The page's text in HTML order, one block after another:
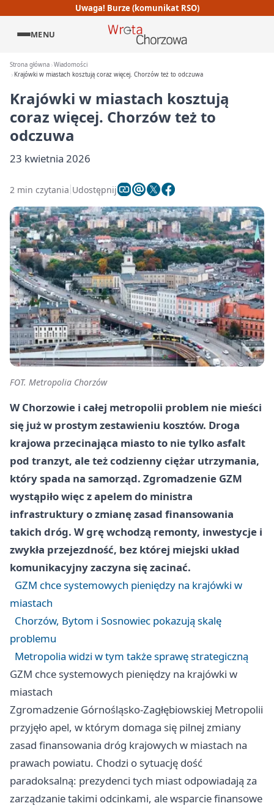
Uwaga! Burze (komunikat RSO)
MENU
Strona główna Wiadomości
Krajówki w miastach kosztują coraz więcej. Chorzów też to odczuwa
Krajówki w miastach kosztują
coraz więcej. Chorzów też to
odczuwa
23 kwietnia 2026
2 min czytania Udostępnij
FOT. Metropolia Chorzów
W Chorzowie i całej metropolii problem nie mieści
się już w prostym zestawieniu kosztów. Droga
krajowa przecinająca miasto to nie tylko asfalt
pod tranzyt, ale też codzienny ciężar utrzymania,
który spada na samorząd. Zgromadzenie GZM
wystąpiło więc z apelem do ministra
infrastruktury o zmianę zasad finansowania
takich dróg. W grę wchodzą remonty, inwestycje i
zwykła przejezdność, bez której miejski układ
komunikacyjny zaczyna się zacinać.
GZM chce systemowych pieniędzy na krajówki w
miastach
Chorzów, Bytom i Sosnowiec pokazują skalę
problemu
Metropolia widzi w tym także sprawę strategiczną
GZM chce systemowych pieniędzy na krajówki w
miastach
Zgromadzenie Górnośląsko-Zagłębiowskiej Metropolii
przyjęło apel, w którym domaga się pilnej zmiany
zasad finansowania dróg krajowych w miastach na
prawach powiatu. Chodzi o sytuację dość
paradoksalną: prezydenci tych miast odpowiadają za
zarządzanie takimi odcinkami, ale wsparcie finansowe